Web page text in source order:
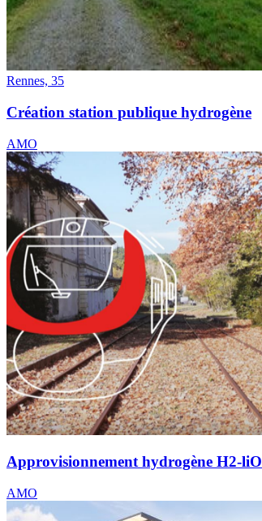
Rennes, 35
Création station publique hydrogène
AMO
Approvisionnement hydrogène H2-liO
AMO